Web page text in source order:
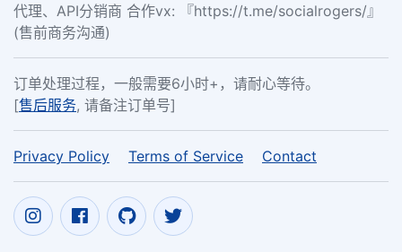
代理、API分销商 合作vx: 『https://t.me/socialrogers/』
(售前商务沟通)
订单处理过程，一般需要6小时+，请耐心等待。
[售后服务, 请备注订单号]
Privacy Policy Terms of Service Contact